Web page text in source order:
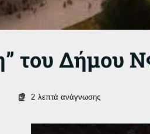
του Δήμου
2 λεπτά ανάγνωσης